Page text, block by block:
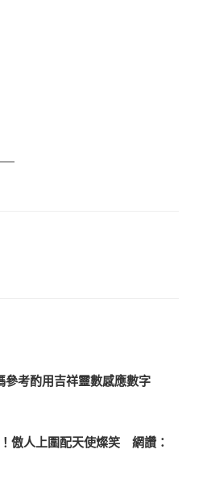
考酌用吉祥靈數感應數字
傲人上圍配天使燦笑 網讚：